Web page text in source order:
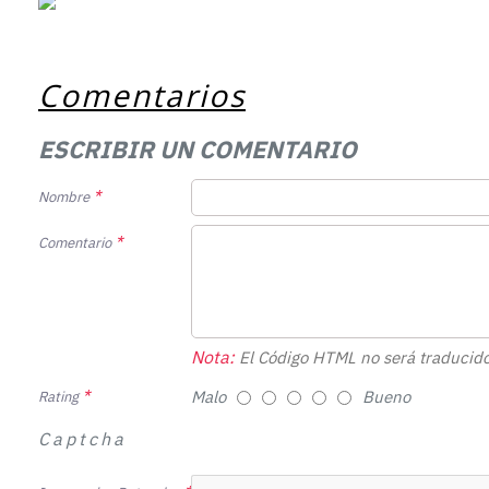
Comentarios
ESCRIBIR UN COMENTARIO
Nombre
Comentario
Nota:El Código HTML no será
Rating Malo Bueno
Captcha